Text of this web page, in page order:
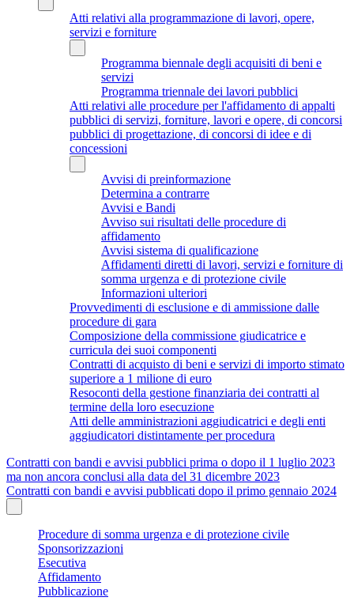
Atti relativi alla programmazione di lavori, opere,
servizi e forniture
Programma biennale degli acquisiti di beni e
servizi
Programma triennale dei lavori pubblici
Atti relativi alle procedure per l'affidamento di appalti
pubblici di servizi, forniture, lavori e opere, di concorsi
pubblici di progettazione, di concorsi di idee e di
concessioni
Avvisi di preinformazione
Determina a contrarre
Avvisi e Bandi
Avviso sui risultati delle procedure di
affidamento
Avvisi sistema di qualificazione
Affidamenti diretti di lavori, servizi e forniture di
somma urgenza e di protezione civile
Informazioni ulteriori
Provvedimenti di esclusione e di ammissione dalle
procedure di gara
Composizione della commissione giudicatrice e
curricula dei suoi componenti
Contratti di acquisto di beni e servizi di importo stimato
superiore a 1 milione di euro
Resoconti della gestione finanziaria dei contratti al
termine della loro esecuzione
Atti delle amministrazioni aggiudicatrici e degli enti
aggiudicatori distintamente per procedura
Contratti con bandi e avvisi pubblici prima o dopo il 1 luglio 2023
ma non ancora conclusi alla data del 31 dicembre 2023
Contratti con bandi e avvisi pubblicati dopo il primo gennaio 2024
Procedure di somma urgenza e di protezione civile
Sponsorizzazioni
Esecutiva
Affidamento
Pubblicazione